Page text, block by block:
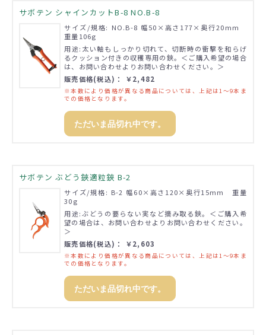
サボテン シャインカットB-8 NO.B-8
サイズ/規格: NO.B-8 幅50×高さ177×奥行20mm
重量106g
用途:太い軸もしっかり切れて、切断時の衝撃を和らげ
るクッション付きの収穫専用の鋏。＜ご購入希望の場合
は、お問い合わせよりお問い合わせください。＞
販売価格(税込)： ￥2,482
※本数により価格が異なる商品については、上記は1～9本ま
での価格となります。
ただいま品切れ中です。
サボテン ぶどう鋏適粒鋏 B-2
サイズ/規格: B-2 幅60×高さ120×奥行15mm 重量
30g
用途:ぶどうの要らない実など摘み取る鋏。＜ご購入希
望の場合は、お問い合わせよりお問い合わせください。
＞
販売価格(税込)： ￥2,603
※本数により価格が異なる商品については、上記は1～9本ま
での価格となります。
ただいま品切れ中です。